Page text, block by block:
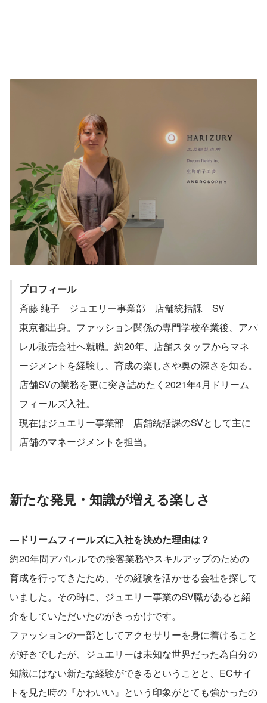
プロフィール
斉藤 純子　ジュエリー事業部　店舗統括課　SV
東京都出身。ファッション関係の専門学校卒業後、アパ
レル販売会社へ就職。約20年、店舗スタッフからマネ
ージメントを経験し、育成の楽しさや奥の深さを知る。
店舗SVの業務を更に突き詰めたく2021年4月ドリーム
フィールズ入社。
現在はジュエリー事業部　店舗統括課のSVとして主に
店舗のマネージメントを担当。
新たな発見・知識が増える楽しさ
―ドリームフィールズに入社を決めた理由は？
約20年間アパレルでの接客業務やスキルアップのための
育成を行ってきたため、その経験を活かせる会社を探して
いました。その時に、ジュエリー事業のSV職があると紹
介をしていただいたのがきっかけです。
ファッションの一部としてアクセサリーを身に着けること
が好きでしたが、ジュエリーは未知な世界だった為自分の
知識にはない新たな経験ができるということと、ECサイ
トを見た時の『かわいい』という印象がとても強かったの